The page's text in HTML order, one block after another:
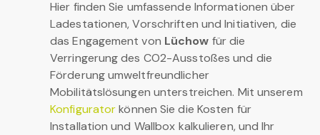
Hier finden Sie umfassende Informationen über
Ladestationen, Vorschriften und Initiativen, die
das Engagement von Lüchow für die
Verringerung des CO2-Ausstoßes und die
Förderung umweltfreundlicher
Mobilitätslösungen unterstreichen. Mit unserem
Konfiguratorkönnen Sie die Kosten für
Installation und Wallbox kalkulieren, und Ihr